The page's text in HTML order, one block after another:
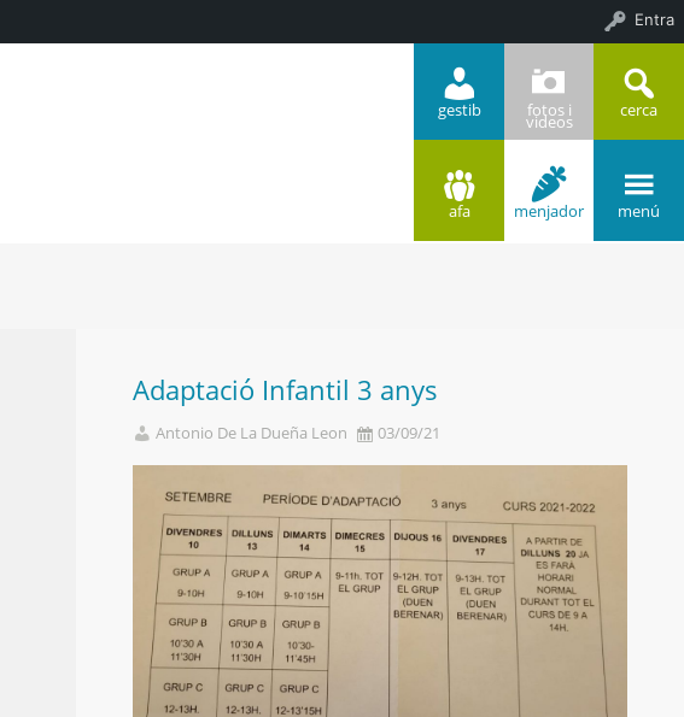
gestib fotos i
videos
cerca
afa menjador menú
Adaptació Infantil 3 anys
Antonio De La Dueña Leon 03/09/21
Entra